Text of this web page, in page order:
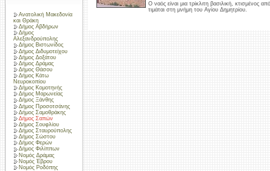
Ανατολική Μακεδονία
και Θράκη
Δήμος Αβδήρων
Δήμος
Αλεξανδρούπολης
Δήμος Βιστωνίδος
Δήμος Διδυμοτείχου
Δήμος Δοξάτου
Δήμος Δράμας
Δήμος Θάσου
Δήμος Κάτω
Νευροκοπίου
Δήμος Κομοτηνής
Δήμος Μαρωνείας
Δήμος Ξάνθης
Δήμος Προσοτσάνης
Δήμος Σαμοθράκης
Δήμος Σαπών
Δήμος Σουφλίου
Δήμος Σταυρούπολης
Δήμος Σώστου
Δήμος Φερών
Δήμος Φιλίππων
Νομός Δράμας
Νομός Έβρου
Νομός Ροδόπης
Ο ναός είναι μια τρίκλιτη βασιλική, κτισμένος
τιμάται στη μνήμη του Αγίου Δημητρίου.